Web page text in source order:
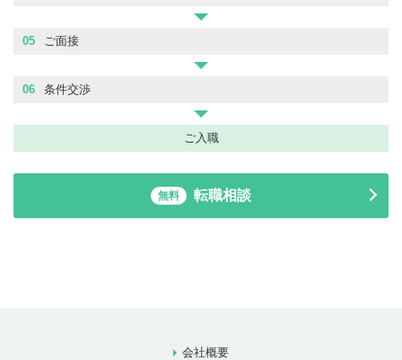
05 ご面接
06 条件交渉
ご入職
無料 転職相談
会社概要